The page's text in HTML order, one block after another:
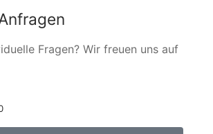
Fragen? Wir freuen uns auf